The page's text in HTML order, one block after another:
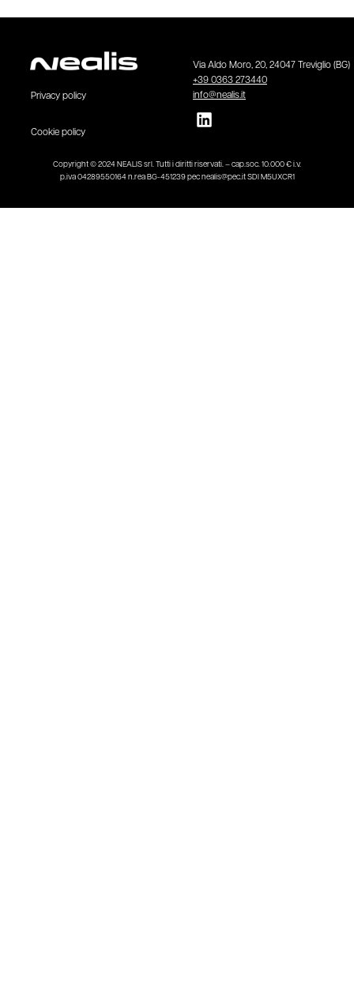
Privacy policy
Cookie policy
Via Aldo Moro, 20, 24047 Treviglio (BG)
+39 0363 273440
info@nealis.it
Copyright © 2024 NEALIS srl. Tutti i diritti riservati. – cap.soc. 10.000 € i.v.
p.iva 04289550164 n.rea BG-451239 pec nealis@pec.it SDI M5UXCR1